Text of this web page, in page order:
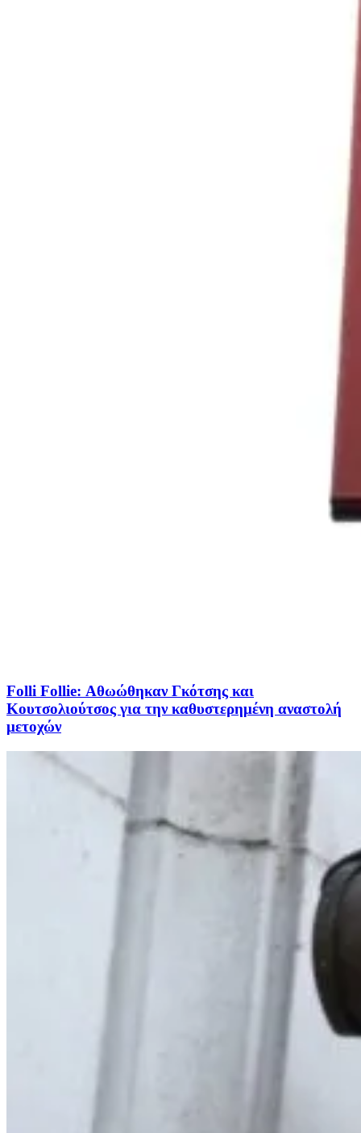
Folli Follie: Αθωώθηκαν Γκότσης και
Κουτσολιούτσος για την καθυστερημένη αναστολή
μετοχών